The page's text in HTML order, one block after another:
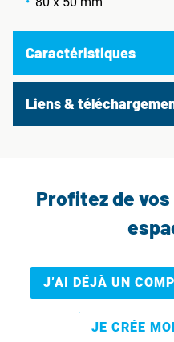
Caractéristiques
Liens &
Profitez de
J’AI DÉJÀ UN
JE CRÉE